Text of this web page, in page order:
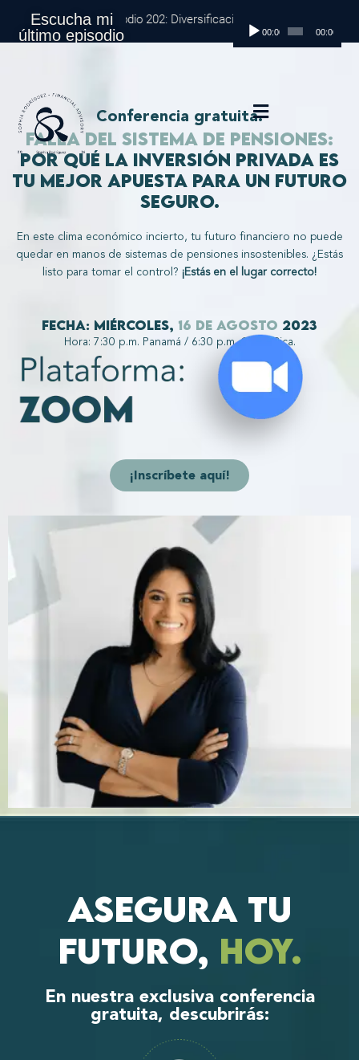
contenido
Escucha mi
último episodio
Episodio 202: Diversificación Global: Protege tu
Reproductor
de
00:00 00:00
Conferencia gratuita.
Falla del sistema de pensiones:
por qué la inversión privada es
tu mejor apuesta para un futuro
seguro.
En este clima económico incierto, tu futuro financiero no puede
quedar en manos de sistemas de pensiones insostenibles. ¿Estás
listo para tomar el control? ¡Estás en el lugar correcto!
Fecha: miércoles, 16 de agosto 2023
Hora: 7:30 p.m. Panamá / 6:30 p.m. Costa Rica.
¡Inscríbete aquí!
Asegura Tu
Futuro, hoy.
En nuestra exclusiva conferencia
gratuita, descubrirás: